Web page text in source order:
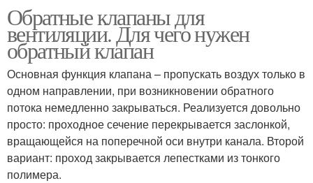
Обратные клапаны для
вентиляции. Для чего нужен
обратный клапан
Основная функция клапана – пропускать воздух только в
одном направлении, при возникновении обратного
потока немедленно закрываться. Реализуется довольно
просто: проходное сечение перекрывается заслонкой,
вращающейся на поперечной оси внутри канала. Второй
вариант: проход закрывается лепестками из тонкого
полимера.